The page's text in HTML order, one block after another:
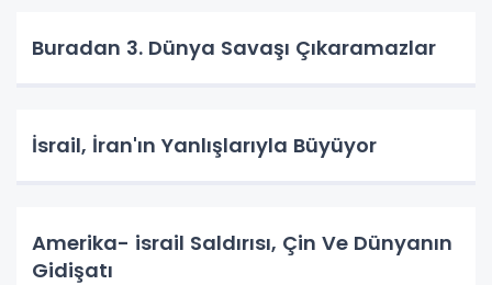
Buradan 3. Dünya Savaşı Çıkaramazlar
İsrail, İran'ın Yanlışlarıyla Büyüyor
Amerika- israil Saldırısı, Çin Ve Dünyanın
Gidişatı